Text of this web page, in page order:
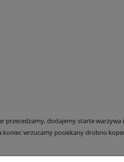
przecedzamy, dodajemy starte
wrzucamy posiekany drobno